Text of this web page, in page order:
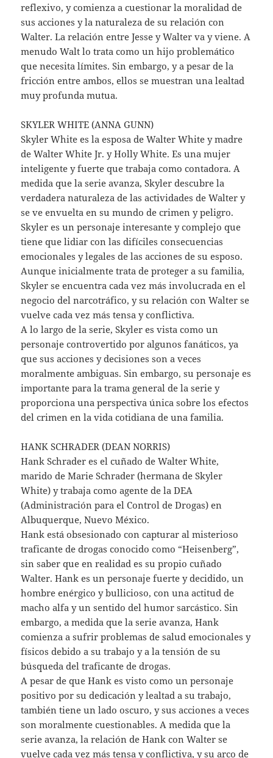
reflexivo, y comienza a cuestionar la moralidad de
sus acciones y la naturaleza de su relación con
Walter. La relación entre Jesse y Walter va y viene. A
menudo Walt lo trata como un hijo problemático
que necesita límites. Sin embargo, y a pesar de la
fricción entre ambos, ellos se muestran una lealtad
muy profunda mutua.
SKYLER WHITE (ANNA GUNN)
Skyler White es la esposa de Walter White y madre
de Walter White Jr. y Holly White. Es una mujer
inteligente y fuerte que trabaja como contadora. A
medida que la serie avanza, Skyler descubre la
verdadera naturaleza de las actividades de Walter y
se ve envuelta en su mundo de crimen y peligro.
Skyler es un personaje interesante y complejo que
tiene que lidiar con las difíciles consecuencias
emocionales y legales de las acciones de su esposo.
Aunque inicialmente trata de proteger a su familia,
Skyler se encuentra cada vez más involucrada en el
negocio del narcotráfico, y su relación con Walter se
vuelve cada vez más tensa y conflictiva.
A lo largo de la serie, Skyler es vista como un
personaje controvertido por algunos fanáticos, ya
que sus acciones y decisiones son a veces
moralmente ambiguas. Sin embargo, su personaje es
importante para la trama general de la serie y
proporciona una perspectiva única sobre los efectos
del crimen en la vida cotidiana de una familia.
HANK SCHRADER (DEAN NORRIS)
Hank Schrader es el cuñado de Walter White,
marido de Marie Schrader (hermana de Skyler
White) y trabaja como agente de la DEA
(Administración para el Control de Drogas) en
Albuquerque, Nuevo México.
Hank está obsesionado con capturar al misterioso
traficante de drogas conocido como “Heisenberg”,
sin saber que en realidad es su propio cuñado
Walter. Hank es un personaje fuerte y decidido, un
hombre enérgico y bullicioso, con una actitud de
macho alfa y un sentido del humor sarcástico. Sin
embargo, a medida que la serie avanza, Hank
comienza a sufrir problemas de salud emocionales y
físicos debido a su trabajo y a la tensión de su
búsqueda del traficante de drogas.
A pesar de que Hank es visto como un personaje
positivo por su dedicación y lealtad a su trabajo,
también tiene un lado oscuro, y sus acciones a veces
son moralmente cuestionables. A medida que la
serie avanza, la relación de Hank con Walter se
vuelve cada vez más tensa y conflictiva, y su arco de